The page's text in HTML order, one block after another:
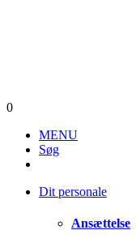
0
MENU
Søg
Dit personale
Ansættelse